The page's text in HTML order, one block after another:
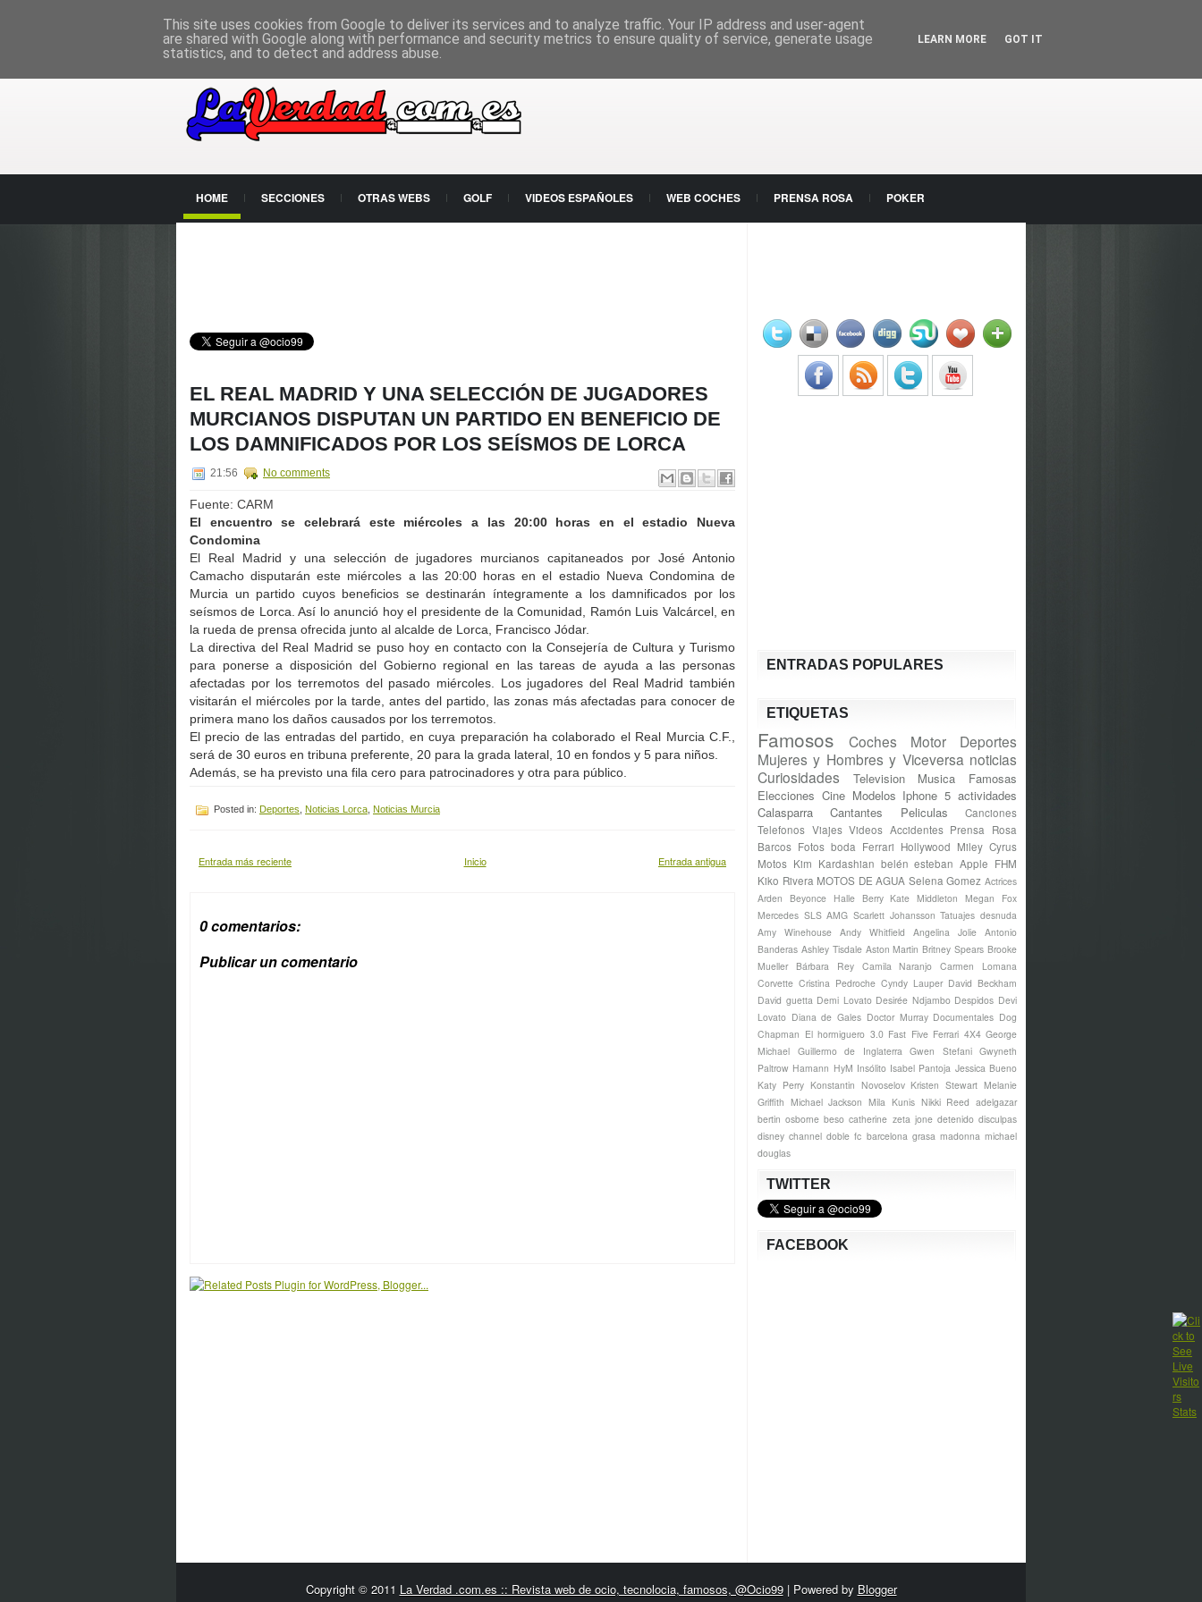
HOME SECCIONES OTRAS WEBS GOLF VIDEOS ESPAÑOLES WEB COCHES PRENSA ROSA POKER
EL REAL MADRID Y UNA SELECCIÓN DE JUGADORES
MURCIANOS DISPUTAN UN PARTIDO EN BENEFICIO DE
LOS DAMNIFICADOS POR LOS SEÍSMOS DE LORCA
21:56 No comments
Fuente: CARM
El encuentro se celebrará este miércoles a las 20:00 horas en el estadio Nueva
Condomina
El Real Madrid y una selección de jugadores murcianos capitaneados por José Antonio
Camacho disputarán este miércoles a las 20:00 horas en el estadio Nueva Condomina de
Murcia un partido cuyos beneficios se destinarán íntegramente a los damnificados por los
seísmos de Lorca. Así lo anunció hoy el presidente de la Comunidad, Ramón Luis Valcárcel, en
la rueda de prensa ofrecida junto al alcalde de Lorca, Francisco Jódar.
La directiva del Real Madrid se puso hoy en contacto con la Consejería de Cultura y Turismo
para ponerse a disposición del Gobierno regional en las tareas de ayuda a las personas
afectadas por los terremotos del pasado miércoles. Los jugadores del Real Madrid también
visitarán el miércoles por la tarde, antes del partido, las zonas más afectadas para conocer de
primera mano los daños causados por los terremotos.
El precio de las entradas del partido, en cuya preparación ha colaborado el Real Murcia C.F.,
será de 30 euros en tribuna preferente, 20 para la grada lateral, 10 en fondos y 5 para niños.
Además, se ha previsto una fila cero para patrocinadores y otra para público.
Posted in: Deportes Noticias Lorca Noticias Murcia
Entrada más reciente Entrada antigua
Inicio
0 comentarios:
Publicar un comentario
ENTRADAS POPULARES
ETIQUETAS
Famosos Coches Motor
Deportes
Mujeres y Hombres y Viceversa noticias
Curiosidades
Television Musica
Famosas
Elecciones Cine Modelos Iphone 5 actividades
Calasparra
Cantantes Peliculas
Canciones
Telefonos Viajes Videos Accidentes Prensa Rosa
Barcos Fotos boda Ferrari Hollywood Miley Cyrus
Motos Kim Kardashian belén esteban Apple FHM
Kiko Rivera MOTOS DE AGUA Selena Gomez Actrices
Arden
Beyonce Halle Berry Kate Middleton
Megan Fox
Mercedes SLS AMG Scarlett Johansson Tatuajes desnuda
Amy Winehouse Andy Whitfield Angelina Jolie Antonio
Banderas Ashley Tisdale Aston Martin Britney Spears Brooke
Mueller
Bárbara Rey Camila Naranjo
Carmen Lomana
Corvette Cristina Pedroche Cyndy Lauper David Beckham
David guetta Demi Lovato Desirée Ndjambo Despidos Devi
Lovato Diana de Gales Doctor Murray Documentales Dog
Chapman El hormiguero 3.0 Fast Five Ferrari 4X4 George
Michael Guillermo de Inglaterra Gwen Stefani Gwyneth
Paltrow Hamann HyM Insólito Isabel Pantoja Jessica Bueno
Katy Perry Konstantin Novoselov Kristen Stewart Melanie
Griffith Michael Jackson Mila Kunis Nikki Reed adelgazar
bertin osborne beso catherine zeta jone detenido disculpas
disney channel doble fc barcelona grasa madonna michael
douglas
TWITTER
FACEBOOK
Copyright © 2011 La Verdad .com.es :: Revista web de ocio, tecnolocia, famosos, @Ocio99| Powered by Blogger
This site uses cookies from Google to deliver its services and to analyze traffic. Your IP address and user-agent
are shared with Google along with performance and security metrics to ensure quality of service, generate usage
statistics, and to detect and address abuse.
LEARN MORE GOT IT